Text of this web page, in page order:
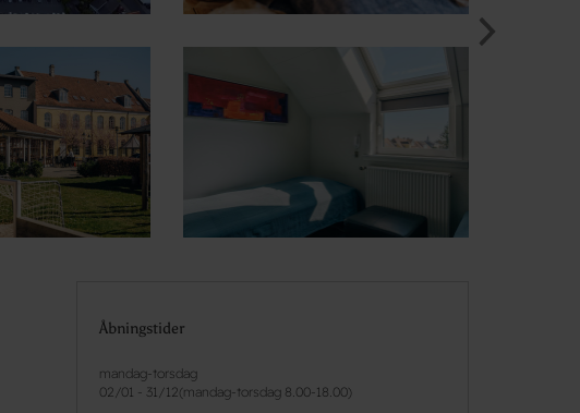
Åbningstider
mandag-torsdag
02/01 - 31/12( mandag-torsdag 8.00-18.00)